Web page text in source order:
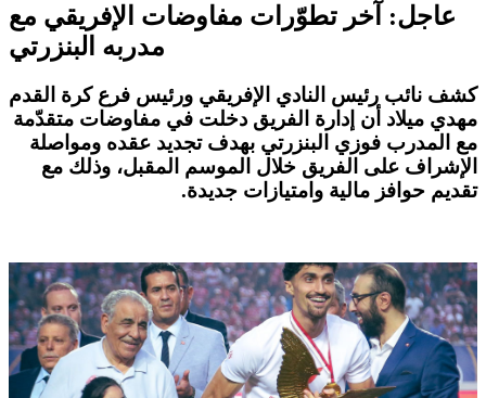
عاجل: آخر تطوّرات مفاوضات الإفريقي مع
مدربه البنزرتي
كشف نائب رئيس النادي الإفريقي ورئيس فرع كرة القدم
مهدي ميلاد أن إدارة الفريق دخلت في مفاوضات متقدّمة
مع المدرب فوزي البنزرتي بهدف تجديد عقده ومواصلة
الإشراف على الفريق خلال الموسم المقبل، وذلك مع
تقديم حوافز مالية وامتيازات جديدة.